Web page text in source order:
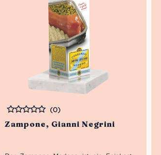
Zampone, Gianni Negrini
Bewertet
(0)